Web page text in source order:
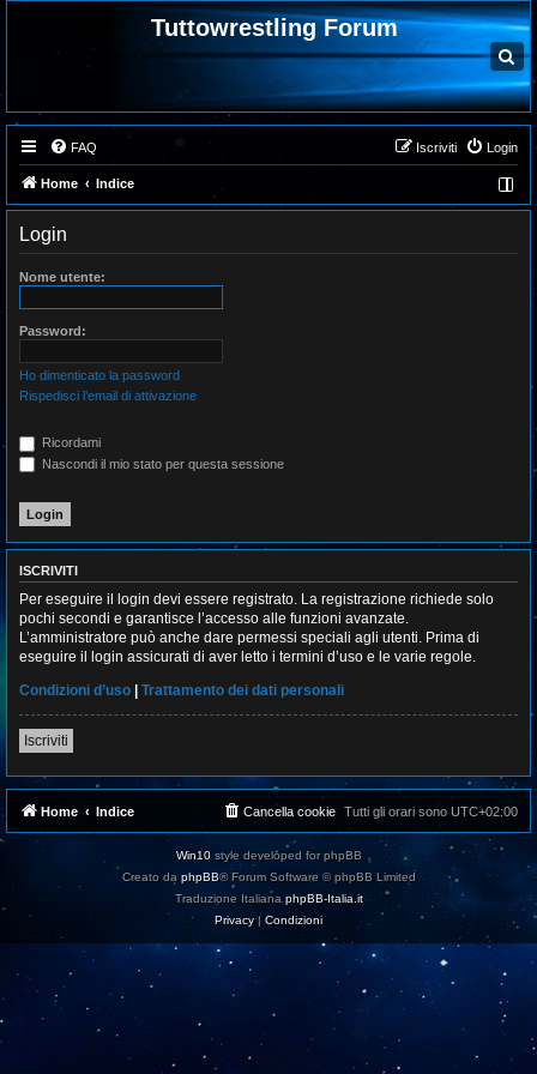
Tuttowrestling Forum
C
e
r
c
a
FAQ Login
Iscriviti
Home Indice
Login
Nome utente:
Password:
Ho dimenticato la password
Rispedisci l’email di attivazione
Ricordami
Nascondi il mio stato per questa sessione
ISCRIVITI
Per eseguire il login devi essere registrato. La registrazione richiede solo
pochi secondi e garantisce l’accesso alle funzioni avanzate.
L’amministratore può anche dare permessi speciali agli utenti. Prima di
eseguire il login assicurati di aver letto i termini d’uso e le varie regole.
Condizioni d’uso | Trattamento dei dati personali
Iscriviti
Home Indice Tutti gli orari sono UTC+02:00
Cancella cookie
Win10style developed for phpBB
Creato da phpBB® Forum Software © phpBB Limited
Traduzione Italiana phpBB-Italia.it
Privacy | Condizioni